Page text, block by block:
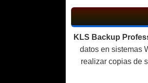
KLS Backup
datos en sistemas
realizar copias de